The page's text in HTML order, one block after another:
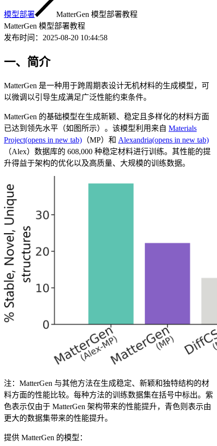
模型部署
MatterGen 模型部署教程
MatterGen 模型部署教程
发布时间： 2025-08-20 10:44:58
一、简介
MatterGen 是一种用于跨周期表设计无机材料的生成模型，可
以微调以引导生成满足广泛性能约束条件。
MatterGen 的基础模型在生成新颖、稳定且多样化的材料方面
已达到领先水平（如图所示）。该模型利用来自 Materials
Project(opens in new tab) （MP）和 Alexandria(opens in new tab)
（Alex）数据库的 608,000 种稳定材料进行训练。其性能的提
升得益于架构的优化以及高质量、大规模的训练数据。
注：MatterGen 与其他方法在生成稳定、新颖和独特结构的材
料方面的性能比较。每种方法的训练数据集在括号中标出。紫
色表示仅由于 MatterGen 架构带来的性能提升，青色则表示由
更大的数据集带来的性能提升。
提供 MatterGen 的模型：